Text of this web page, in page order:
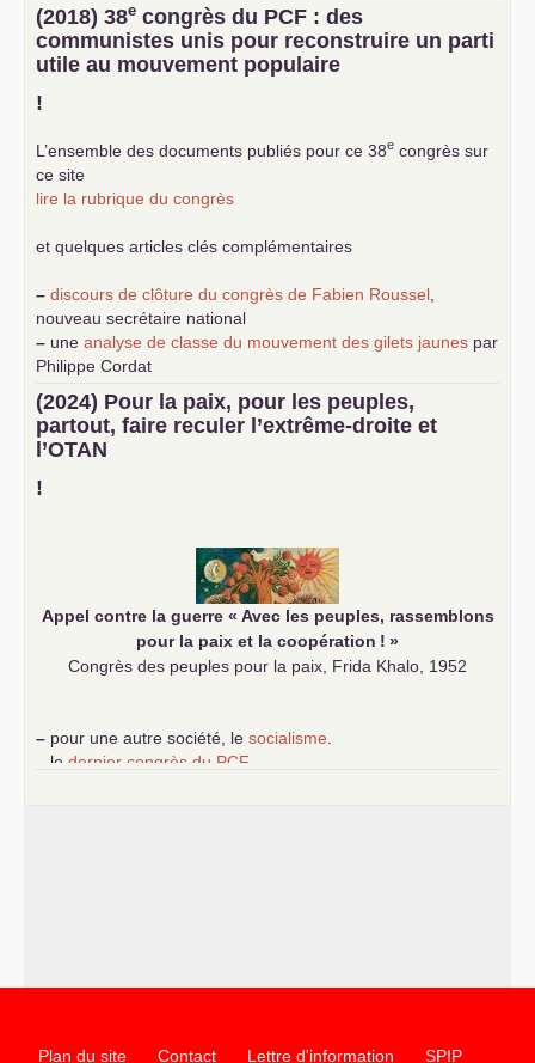
(2018) 38e congrès du PCF : des
communistes unis pour reconstruire un parti
utile au mouvement populaire
!
L’ensemble des documents publiés pour ce 38e congrès sur
ce site
lire la rubrique du congrès
et quelques articles clés complémentaires
– discours de clôture du congrès de Fabien Roussel
nouveau secrétaire national
– une analyse de classe du mouvement des gilets jaunes par
Philippe Cordat
–
un texte de Jean-Claude Delaunay
le marxisme est la
science sociale de notre temps
–un appel proposé aux partis communistes et ouvrier
d’Europe
–
(2024) Pour la paix, pour les peuples,
partout, faire reculer l’extrême-droite et
l’OTAN
!
Appel contre la guerre « Avec les peuples, rassemblons
pour la paix et la coopération ! »
Congrès des peuples pour la paix, Frida Khalo, 1952
– pour une autre société, le socialisme
le dernier congrès du PCF
Plan du site Contact Lettre d'information SPIP